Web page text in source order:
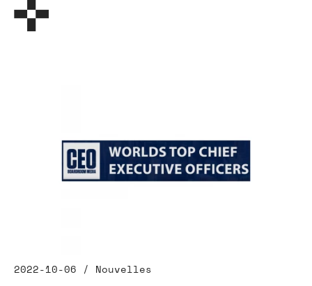
2022-10-06 / Nouvelles